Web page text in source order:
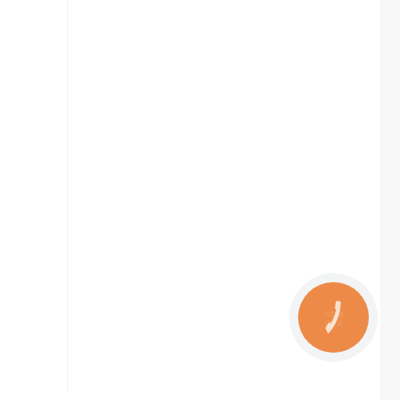
КНОПКА
ЗВ'ЯЗКУ